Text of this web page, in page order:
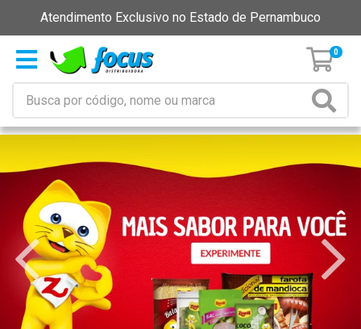
Atendimento Exclusivo no Estado de Pernambuco
0